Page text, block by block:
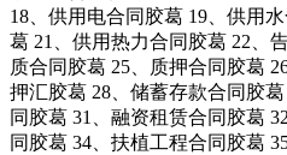
18、供用电合同胶葛 19、供用
葛 21、供用热力合同胶葛 22、
质合同胶葛 25、质押合同胶葛
押汇胶葛 28、储蓄存款合同胶
同胶葛 31、融资租赁合同胶葛
同胶葛 34、扶植工程合同胶葛